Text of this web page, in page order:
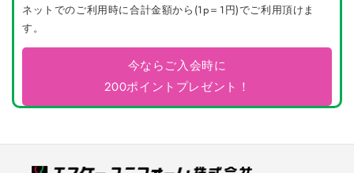
ネットでのご利用時に合計金額から(1p＝1円)でご利用頂けま
す。
今ならご入会時に
200ポイントプレゼント！